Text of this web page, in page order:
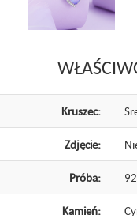
Kruszec:
Zdjęcie:
Próba:
Kamień: